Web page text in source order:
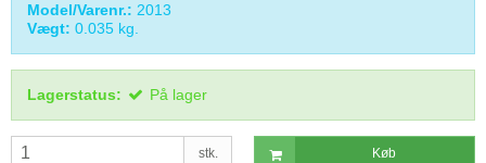
Model/Varenr.: 2013
Vægt: 0.035 kg.
Lagerstatus: På lager
stk. Køb